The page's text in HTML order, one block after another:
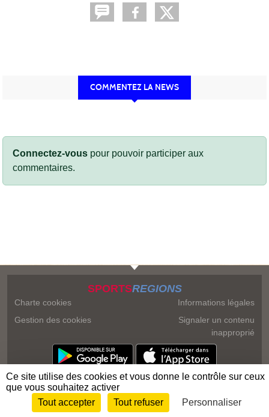
COMMENTEZ LA NEWS
Connectez-vous pour pouvoir participer aux
commentaires.
SPORTSREGIONS
Charte cookies
Gestion des cookies
Informations légales
Signaler un contenu
inapproprié
Envie de participer ? Connexion
Ce site utilise des cookies et vous donne le contrôle sur ceux
que vous souhaitez activer
Tout accepter
Tout refuser Personnaliser